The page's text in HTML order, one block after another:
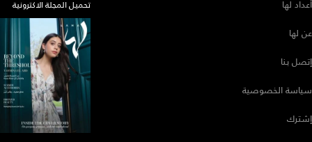
أعداد لها
عن لها
إتصل بنا
سياسة الخصوصية
إشترك
تحميل المجلة الاكترونية